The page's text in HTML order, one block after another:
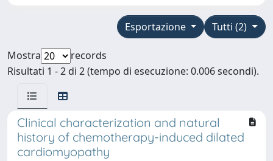
Tutti (2)
Esportazione
Mostra
records
Risultati 1 - 2 di 2 (tempo di esecuzione: 0.006 secondi).
Clinical characterization and natural
history of chemotherapy-induced dilated
cardiomyopathy